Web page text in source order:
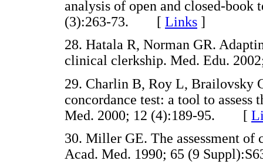
analysis of open and closed-book
(3):263-73. [ Links ]
28. Hatala R, Norman GR.
clinical clerkship. Med. Edu.
29. Charlin B, Roy L, Brailovsky
concordance test: a tool to
Med. 2000; 12 (4):189-95. [
30. Miller GE. The assessment
Acad. Med. 1990; 65 (9